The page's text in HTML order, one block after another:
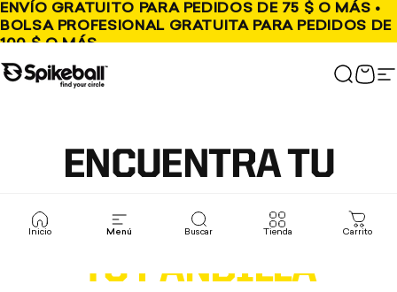
Ir al contenido
ENVÍO GRATUITO PARA PEDIDOS DE 75 $ O MÁS •
BOLSA PROFESIONAL GRATUITA PARA PEDIDOS DE
100 $ O MÁS
Tienda Spikeball Buscar
Inicio Menú Buscar Tienda Carrito
ENCUENTRA TU
GRUPO,
ENCUENTRA
TU PANDILLA